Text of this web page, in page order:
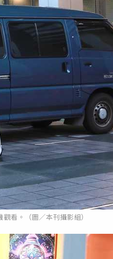
看。（圖／本刊攝影組）